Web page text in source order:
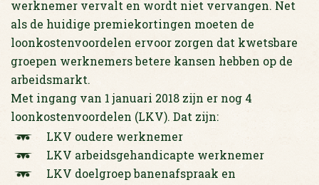
werknemer vervalt en wordt niet vervangen. Net
als de huidige premiekortingen moeten de
loonkostenvoordelen ervoor zorgen dat kwetsbare
groepen werknemers betere kansen hebben op de
arbeidsmarkt.
Met ingang van 1 januari 2018 zijn er nog 4
loonkostenvoordelen (LKV). Dat zijn:
LKV oudere werknemer
LKV arbeidsgehandicapte werknemer
LKV doelgroep banenafspraak en